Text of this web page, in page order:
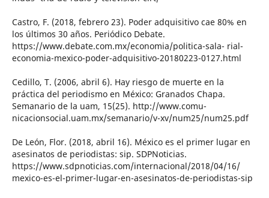
Castro, F. (2018, febrero 23). Poder adquisitivo cae 80% en
los últimos 30 años. Periódico Debate.
https://www.debate.com.mx/economia/politica-sala- rial-
economia-mexico-poder-adquisitivo-20180223-0127.html
Cedillo, T. (2006, abril 6). Hay riesgo de muerte en la
práctica del periodismo en México: Granados Chapa.
Semanario de la uam, 15(25). http://www.comu-
nicacionsocial.uam.mx/semanario/v-xv/num25/num25.pdf
De León, Flor. (2018, abril 16). México es el primer lugar en
asesinatos de periodistas: sip. SDPNoticias.
https://www.sdpnoticias.com/internacional/2018/04/16/
mexico-es-el-primer-lugar-en-asesinatos-de-periodistas-sip